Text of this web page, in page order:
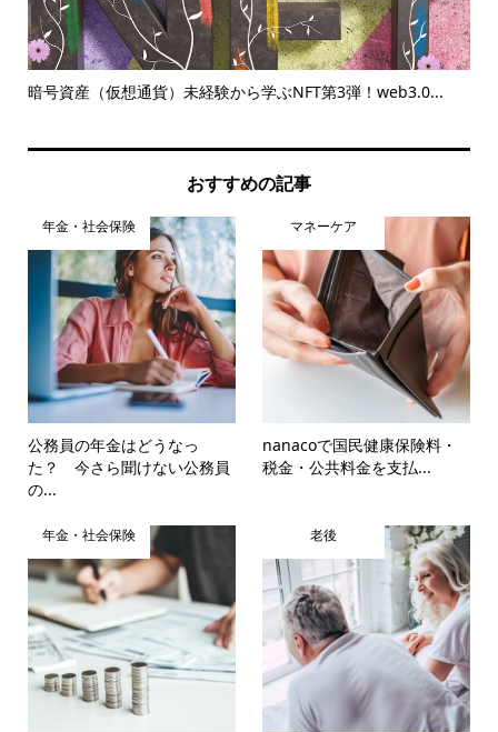
暗号資産（仮想通貨）未経験から学ぶNFT第3弾！web3.0...
おすすめの記事
年金・社会保険
公務員の年金はどうなっ
た？ 今さら聞けない公務員
の...
マネーケア
nanacoで国民健康保険料・
税金・公共料金を支払...
年金・社会保険 老後